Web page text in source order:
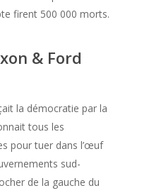
firent 500 000 morts.
& Ford
la démocratie par la
tous les
pour tuer dans l’œuf
sud-
de la gauche du